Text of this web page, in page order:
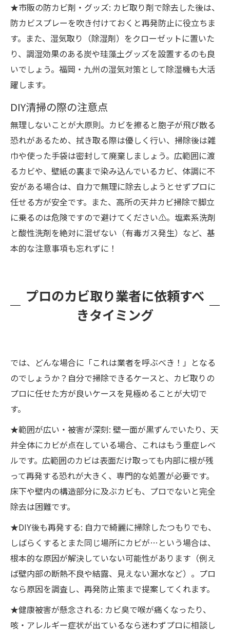
★市販の防カビ剤・グッズ: カビ取り剤で除去した後は、
防カビスプレーを吹き付けておくと再発防止に役立ちま
す。また、湿気取り（除湿剤）をクローゼットに置いた
り、調湿効果のある炭や珪藻土グッズを設置するのも良
いでしょう。福岡・九州の湿気対策として除湿機も大活
躍します。
DIY清掃の際の注意点
無理しないことが大原則。カビを擦ると胞子が飛び散る
恐れがあるため、拭き取る際は優しく行い、掃除後は雑
巾や使った手袋は密封して廃棄しましょう。広範囲に渡
るカビや、壁紙の裏まで染み込んでいるカビ、体調に不
安がある場合は、自力で無理に除去しようとせずプロに
任せる方が安全です。また、高所の天井カビ掃除で脚立
に乗るのは危険ですので避けてください⚠️。塩素系洗剤
と酸性洗剤を絶対に混ぜない（有毒ガス発生）など、基
本的な注意事項も忘れずに！
プロのカビ取り業者に依頼すべ
きタイミング
では、どんな場合に「これは業者を呼ぶべき！」となる
のでしょうか？自分で掃除できるケースと、カビ取りの
プロに任せた方が良いケースを見極めることが大切で
す。
★範囲が広い・被害が深刻: 壁一面が黒ずんでいたり、天
井全体にカビが点在している場合、これはもう重症レベ
ルです。広範囲のカビは表面だけ取っても内部に根が残
って再発する恐れが大きく、専門的な処置が必要です。
床下や壁内の構造部分に及ぶカビも、プロでないと完全
除去は困難です。
★DIY後も再発する: 自力で綺麗に掃除したつもりでも、
しばらくするとまた同じ場所にカビが…という場合は、
根本的な原因が解決していない可能性があります（例え
ば壁内部の断熱不良や結露、見えない漏水など）。プロ
なら原因を調査し、再発防止策まで提案してくれます。
★健康被害が懸念される: カビ臭で喉が痛くなったり、
咳・アレルギー症状が出ているなら迷わずプロに相談し